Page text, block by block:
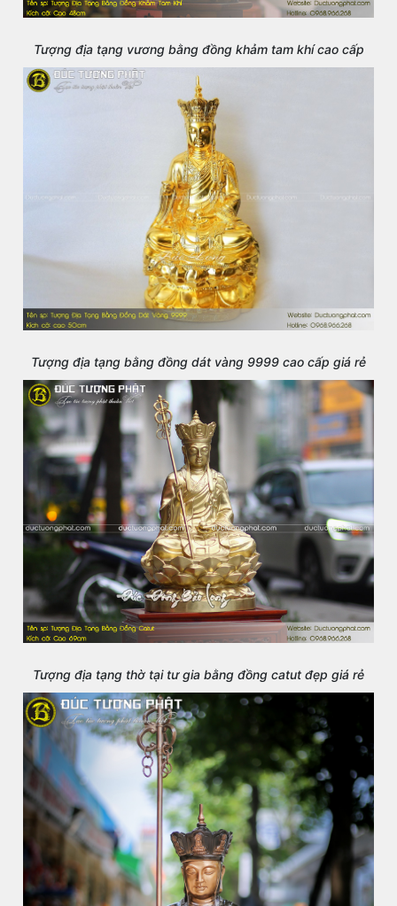
Tượng địa tạng vương bằng đồng khảm tam khí cao cấp
Tượng địa tạng bằng đồng dát vàng 9999 cao cấp giá rẻ
Tượng địa tạng thờ tại tư gia bằng đồng catut đẹp giá rẻ